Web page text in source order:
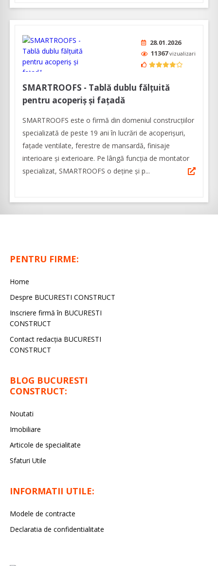
28.01.2026
11367vizualizari
SMARTROOFS - Tablă dublu fălțuită
pentru acoperiș și fațadă
SMARTROOFS este o firmă din domeniul construcţiilor
specializată de peste 19 ani în lucrări de acoperişuri,
faţade ventilate, ferestre de mansardă, finisaje
interioare şi exterioare. Pe lângă funcția de montator
specializat, SMARTROOFS o deține și p...
PENTRU FIRME:
Home
Despre BUCURESTI CONSTRUCT
Inscriere firmă în BUCURESTI
CONSTRUCT
Contact redacţia BUCURESTI
CONSTRUCT
BLOG BUCURESTI
CONSTRUCT:
Noutati
Imobiliare
Articole de specialitate
Sfaturi Utile
INFORMATII UTILE:
Modele de contracte
Declaratia de confidentialitate